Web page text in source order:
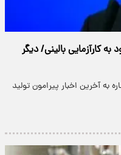
به کارآزمایی بالینی/ دیگر
به آخرین اخبار پیرامون تولید